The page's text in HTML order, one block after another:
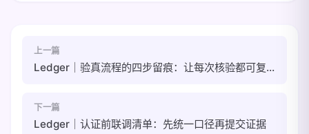
上一篇
Ledger｜验真流程的四步留痕：让每次核验都可复盘
下一篇
Ledger｜认证前联调清单：先统一口径再提交证据